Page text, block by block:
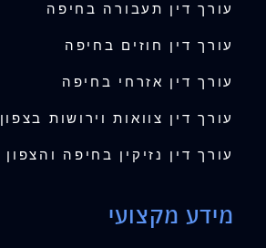
עורך דין תעבורה בחיפה
עורך דין חוזים בחיפה
עורך דין אזרחי בחיפה
עורך דין צוואות וירושות בצפון
עורך דין נזיקין בחיפה והצפון
מידע מקצועי